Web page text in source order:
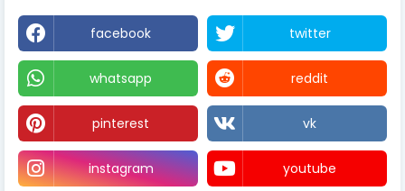
facebook twitter
whatsapp reddit
pinterest vk
instagram youtube